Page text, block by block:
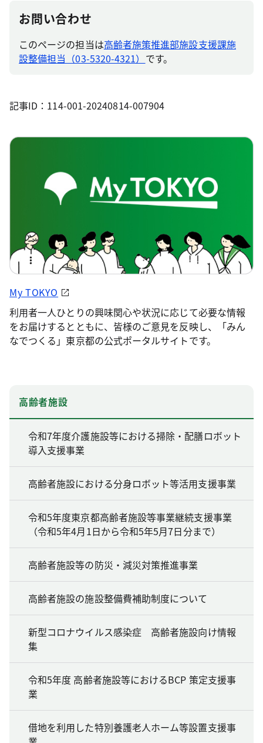
お問い合わせ
このページの担当は高齢者施策推進部施設支援課施
設整備担当（03-5320-4321） です。
記事ID：114-001-20240814-007904
My TOKYO
利用者一人ひとりの興味関心や状況に応じて必要な情報
をお届けするとともに、皆様のご意見を反映し、「みん
なでつくる」東京都の公式ポータルサイトです。
高齢者施設
令和7年度介護施設等における掃除・配膳ロボット
導入支援事業
高齢者施設における分身ロボット等活用支援事業
令和5年度東京都高齢者施設等事業継続支援事業
（令和5年4月1日から令和5年5月7日分まで）
高齢者施設等の防災・減災対策推進事業
高齢者施設の施設整備費補助制度について
新型コロナウイルス感染症 高齢者施設向け情報
集
令和5年度 高齢者施設等におけるBCP 策定支援事
業
借地を利用した特別養護老人ホーム等設置支援事